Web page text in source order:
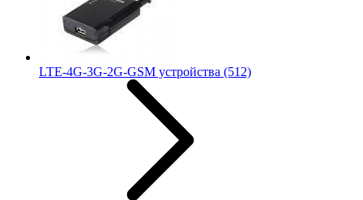
LTE-4G-3G-2G-GSM устройства (512)